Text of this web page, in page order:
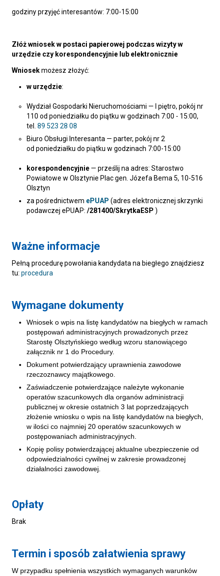
godziny przyjęć interesantów: 7:00-15:00
Złóż wniosek w postaci papierowej podczas wizyty w
urzędzie czy korespondencyjnie lub elektronicznie
Wniosekmożesz złożyć:
w urzędzie:
Wydział Gospodarki Nieruchomościami — I piętro, pokój nr
110 od poniedziałku do piątku w godzinach 7:00 - 15:00,
tel. 89 523 28 08
Biuro Obsługi Interesanta — parter, pokój nr 2
od poniedziałku do piątku w godzinach 7:00-15:00
korespondencyjnie — prześlij na adres: Starostwo
Powiatowe w Olsztynie Plac gen. Józefa Bema 5, 10-516
Olsztyn
za pośrednictwem ePUAP (adres elektronicznej skrzynki
podawczej ePUAP: /281400/SkrytkaESP )
Ważne informacje
Pełną procedurę powołania kandydata na biegłego znajdziesz
tu: procedura
Wymagane dokumenty
Wniosek o wpis na listę kandydatów na biegłych w ramach
postępowań administracyjnych prowadzonych przez
Starostę Olsztyńskiego według wzoru stanowiącego
załącznik nr 1 do Procedury.
Dokument potwierdzający uprawnienia zawodowe
rzeczoznawcy majątkowego.
Zaświadczenie potwierdzające należyte wykonanie
operatów szacunkowych dla organów administracji
publicznej w okresie ostatnich 3 lat poprzedzających
złożenie wniosku o wpis na listę kandydatów na biegłych,
w ilości co najmniej 20 operatów szacunkowych w
postępowaniach administracyjnych.
Kopię polisy potwierdzającej aktualne ubezpieczenie od
odpowiedzialności cywilnej w zakresie prowadzonej
działalności zawodowej.
Opłaty
Brak
Termin i sposób załatwienia sprawy
W przypadku spełnienia wszystkich wymaganych warunków